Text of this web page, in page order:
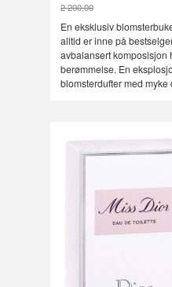
2 200,00
Rabatt
En eksklusiv
alltid er inne på
avbalansert komposisjon
berømmelse. En
blomsterdufter med